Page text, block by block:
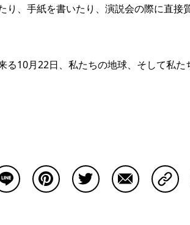
り、手紙を書いたり、演説会の際に直接
る10月22日、私たちの地球、そして私